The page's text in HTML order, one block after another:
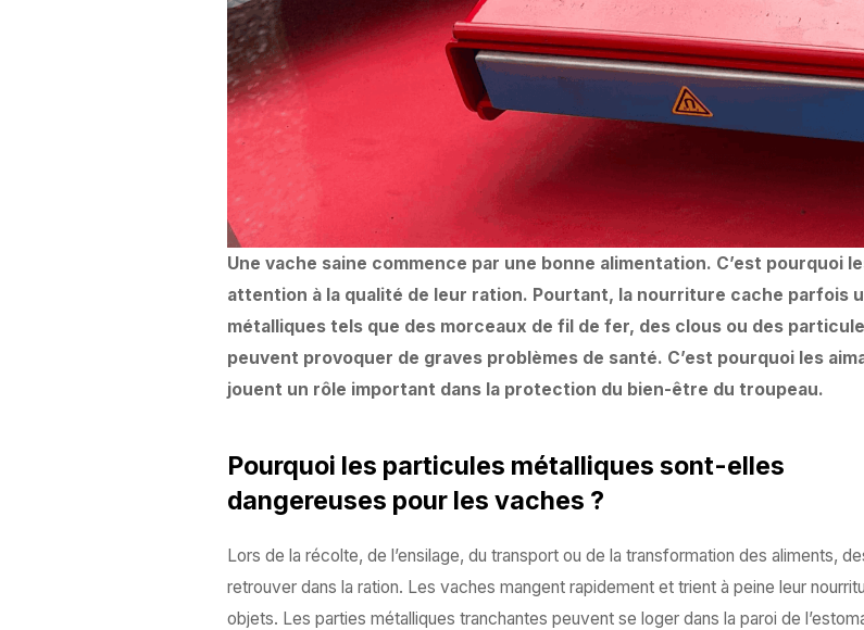
Une vache saine commence par une bonne alimentation. C’est pourquoi
attention à la qualité de leur ration. Pourtant, la nourriture cache parfois
métalliques tels que des morceaux de fil de fer, des clous ou des
peuvent provoquer de graves problèmes de santé. C’est pourquoi les
jouent un rôle important dans la protection du bien-être du troupeau.
Pourquoi les particules métalliques sont-elles
dangereuses pour les vaches ?
Lors de la récolte, de l’ensilage, du transport ou de la transformation des aliments,
retrouver dans la ration. Les vaches mangent rapidement et trient à peine leur
objets. Les parties métalliques tranchantes peuvent se loger dans la paroi de